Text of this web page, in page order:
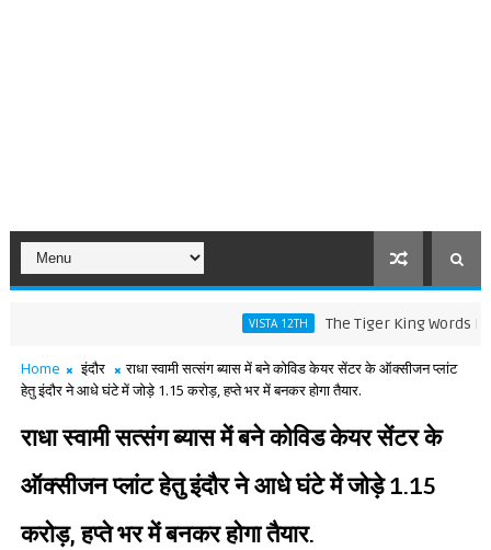
VISTA 12TH The Tiger King Words
Home इंदौर
राधा स्वामी सत्संग ब्यास में बने कोविड केयर सेंटर के ऑक्सीजन प्लांट
हेतु इंदौर ने आधे घंटे में जोड़े 1.15 करोड़, हप्ते भर में बनकर होगा तैयार.
राधा स्वामी सत्संग ब्यास में बने कोविड केयर सेंटर के
ऑक्सीजन प्लांट हेतु इंदौर ने आधे घंटे में जोड़े 1.15
करोड़, हप्ते भर में बनकर होगा तैयार.